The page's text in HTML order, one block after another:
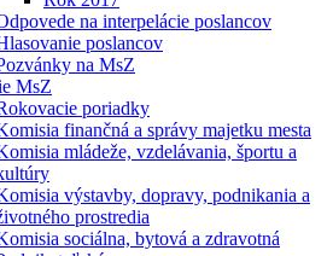
na interpelácie poslancov
poslancov
na MsZ
MsZ
poriadky
finančná a správy majetku mesta
mládeže, vzdelávania, športu a
výstavby, dopravy, podnikania a
prostredia
sociálna, bytová a zdravotná